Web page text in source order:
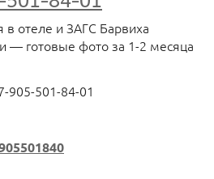
в отеле и ЗАГС Барвиха
— готовые фото за 1-2 месяца
905-501-84-01